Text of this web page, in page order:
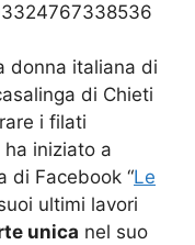
donna italiana di
di Chieti
i filati
ha iniziato a
di Facebook “Le
ultimi lavori
unica nel suo